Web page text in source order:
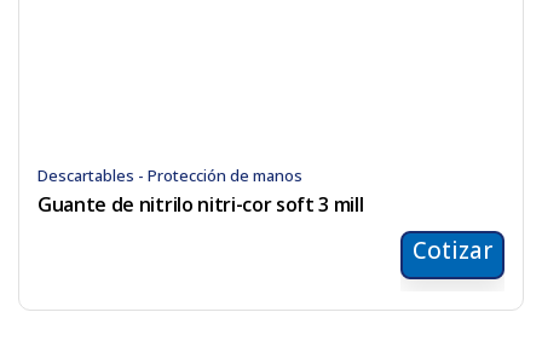
Descartables - Protección de manos
Guante de nitrilo nitri-cor soft 3 mill
Cotizar